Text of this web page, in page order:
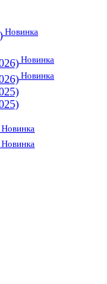
Новинка
Новинка
Новинка
Новинка
Новинка